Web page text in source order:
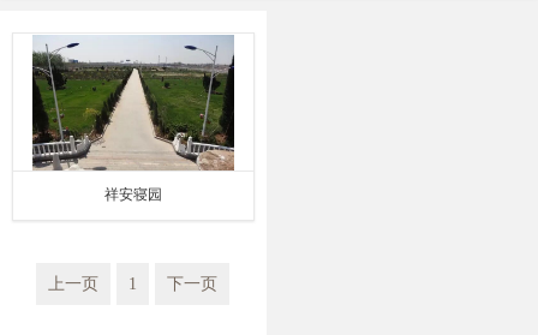
祥安寝园
上一页 1 下一页